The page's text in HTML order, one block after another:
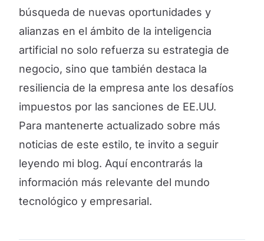
búsqueda de nuevas oportunidades y
alianzas en el ámbito de la inteligencia
artificial no solo refuerza su estrategia de
negocio, sino que también destaca la
resiliencia de la empresa ante los desafíos
impuestos por las sanciones de EE.UU.
Para mantenerte actualizado sobre más
noticias de este estilo, te invito a seguir
leyendo mi blog. Aquí encontrarás la
información más relevante del mundo
tecnológico y empresarial.